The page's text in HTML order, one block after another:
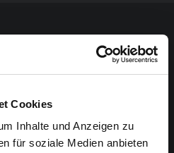
Cookies
Inhalte und Anzeigen zu
für soziale Medien anbieten
sich auf Ihren Besuch